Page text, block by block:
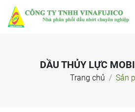
DẦU THỦY LỰC
Trang chủ Sản